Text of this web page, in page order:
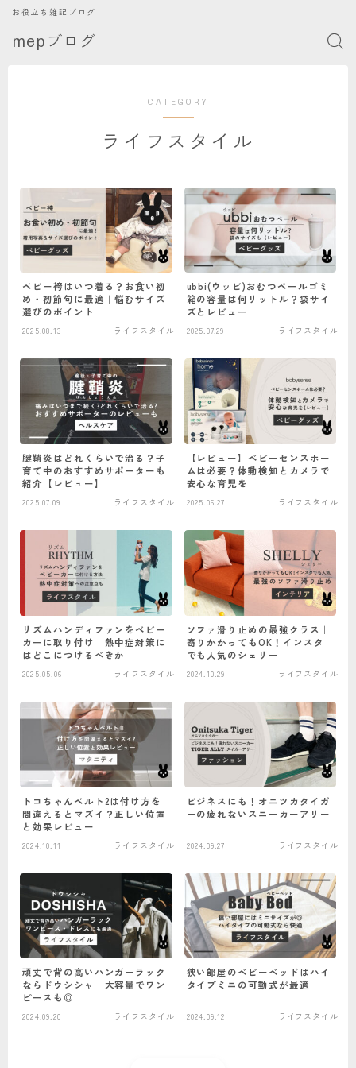
mepブログ
お役立ち雑記ブログ
CATEGORY
ライフスタイル
ベビー袴はいつ着る？お食い初
め・初節句に最適｜悩むサイズ
選びのポイント
2025.08.13 ライフスタイル
ubbi(ウッビ)おむつペールゴミ
箱の容量は何リットル？袋サイ
ズとレビュー
2025.07.29 ライフスタイル
腱鞘炎はどれくらいで治る？子
育て中のおすすめサポーターも
紹介【レビュー】
2025.07.09 ライフスタイル
【レビュー】ベビーセンスホー
ムは必要？体動検知とカメラで
安心な育児を
2025.06.27 ライフスタイル
リズムハンディファンをベビー
カーに取り付け｜熱中症対策に
はどこにつけるべきか
2025.05.06 ライフスタイル
ソファ滑り止めの最強クラス｜
寄りかかってもOK！インスタ
でも人気のシェリー
2024.10.29 ライフスタイル
トコちゃんベルト2は付け方を
間違えるとマズイ？正しい位置
と効果レビュー
2024.10.11 ライフスタイル
ビジネスにも！オニツカタイガ
ーの疲れないスニーカーアリー
2024.09.27 ライフスタイル
頑丈で背の高いハンガーラック
ならドウシシャ｜大容量でワン
ピースも◎
2024.09.20 ライフスタイル
狭い部屋のベビーベッドはハイ
タイプミニの可動式が最適
2024.09.12 ライフスタイル